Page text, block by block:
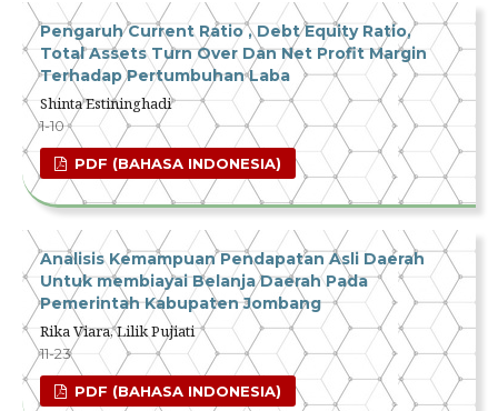
Pengaruh Current Ratio , Debt Equity Ratio,
Total Assets Turn Over Dan Net Profit Margin
Terhadap Pertumbuhan Laba
Shinta Estininghadi
1-10
PDF (BAHASA INDONESIA)
Analisis Kemampuan Pendapatan Asli Daerah
Untuk membiayai Belanja Daerah Pada
Pemerintah Kabupaten Jombang
Rika Viara, Lilik Pujiati
11-23
PDF (BAHASA INDONESIA)